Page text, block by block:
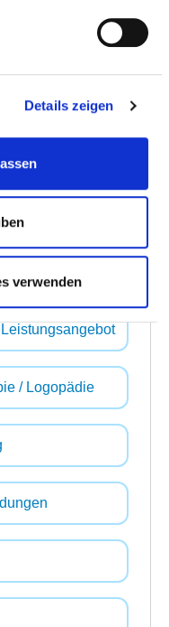
Details zeigen
verwenden
/
/ Logopädie